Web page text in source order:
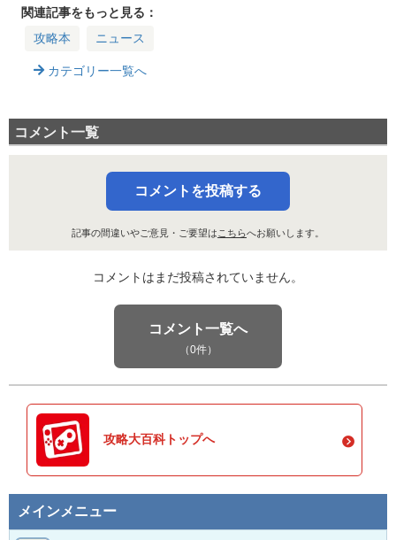
【ニンテンドーダイ
アルジュン、ボシュ
関連記事をもっと見る：
攻略本
ニュース
カテゴリー一覧へ
コメント一覧
コメントを投稿する
記事の間違いやご意見・ご要望は こちらへお願いします。
コメントはまだ投稿されていません。
コメント一覧へ
（0件）
攻略大百科トップへ
メインメニュー